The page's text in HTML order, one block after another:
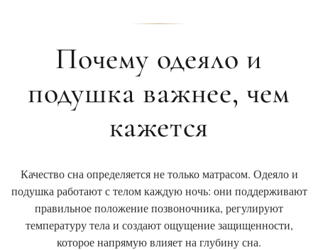
Почему одеяло и
подушка важнее, чем
кажется
Качество сна определяется не только матрасом. Одеяло и
подушка работают с телом каждую ночь: они поддерживают
правильное положение позвоночника, регулируют
температуру тела и создают ощущение защищенности,
которое напрямую влияет на глубину сна.